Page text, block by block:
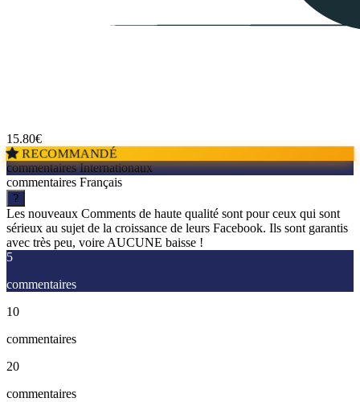
15.80€
RECOMMANDÉ
commentaires Internationaux
commentaires Français
?
Les nouveaux Comments de haute qualité sont pour ceux qui sont
sérieux au sujet de la croissance de leurs Facebook. Ils sont garantis
avec très peu, voire AUCUNE baisse !
5
commentaires
10
commentaires
20
commentaires